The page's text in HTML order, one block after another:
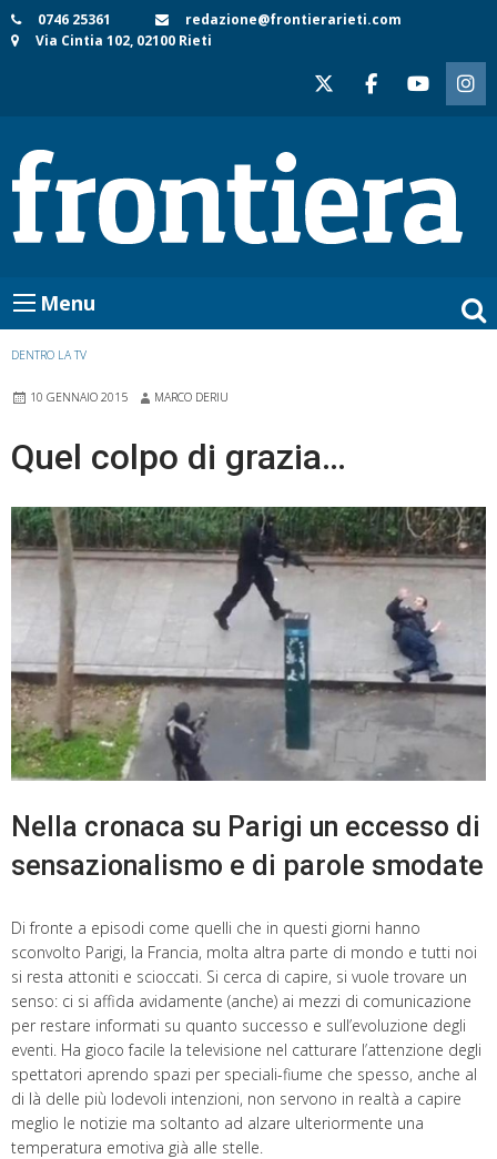
Skip
to
0746 25361
redazione@frontierarieti.com
Via Cintia 102, 02100 Rieti
Menu
DENTRO LA TV
10 GENNAIO 2015 MARCO DERIU
Quel colpo di grazia…
Nella cronaca su Parigi un eccesso di
sensazionalismo e di parole smodate
Di fronte a episodi come quelli che in questi giorni hanno
sconvolto Parigi, la Francia, molta altra parte di mondo e tutti noi
si resta attoniti e scioccati. Si cerca di capire, si vuole trovare un
senso: ci si affida avidamente (anche) ai mezzi di comunicazione
per restare informati su quanto successo e sull’evoluzione degli
eventi. Ha gioco facile la televisione nel catturare l’attenzione degli
spettatori aprendo spazi per speciali-fiume che spesso, anche al
di là delle più lodevoli intenzioni, non servono in realtà a capire
meglio le notizie ma soltanto ad alzare ulteriormente una
temperatura emotiva già alle stelle.